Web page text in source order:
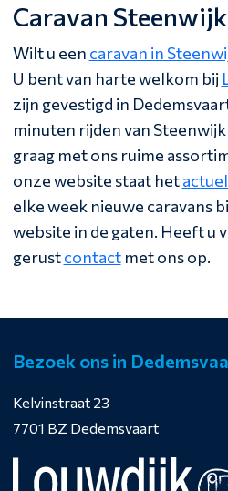
Caravan Steenwijk
Wilt u een caravan in
U bent van harte welkom bij
zijn gevestigd in
minuten rijden van
graag met ons ruime
onze website staat het
elke week nieuwe caravans
website in de gaten. Heeft u
gerustcontactmet ons op.
Bezoek ons in
Kelvinstraat 23
7701 BZ Dedemsvaart